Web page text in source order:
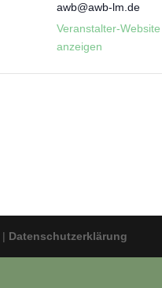
awb@awb-lm.de
Veranstalter-Website
anzeigen
| Datenschutzerklärung